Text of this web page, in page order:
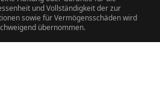
und Vollständigkeit der zur
sowie für Vermögensschäden wird
übernommen.